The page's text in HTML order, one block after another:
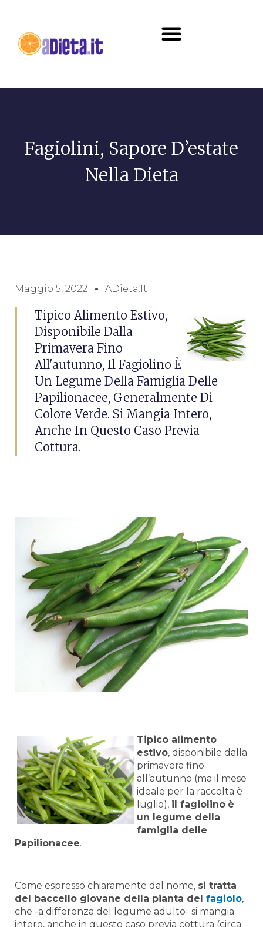
Fagiolini, Sapore D’estate
Nella Dieta
Maggio 5, 2022 ADieta.it
Tipico Alimento Estivo,
Disponibile Dalla
Primavera Fino
All'autunno, Il Fagiolino È
Un Legume Della Famiglia Delle
Papilionacee, Generalmente Di
Colore Verde. Si Mangia Intero,
Anche In Questo Caso Previa
Cottura.
Tipico alimento
estivo, disponibile dalla
primavera fino
all’autunno (ma il mese
ideale per la raccolta è
luglio), il fagiolino è
un legume della
famiglia delle
Papilionacee.
Come espresso chiaramente dal nome, si tratta
del baccello giovane della pianta del fagiolo,
che -a differenza del legume adulto- si mangia
intero, anche in questo caso previa cottura (circa